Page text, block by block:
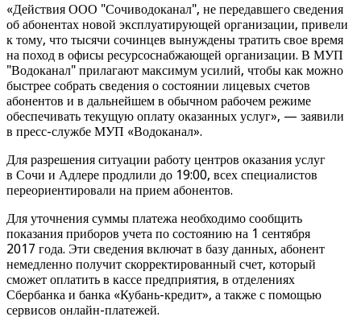
«Действия ООО "Сочиводоканал", не передавшего сведения
об абонентах новой эксплуатирующей организации, привели
к тому, что тысячи сочинцев вынуждены тратить свое время
на поход в офисы ресурсоснабжающей организации. В МУП
"Водоканал" прилагают максимум усилий, чтобы как можно
быстрее собрать сведения о состоянии лицевых счетов
абонентов и в дальнейшем в обычном рабочем режиме
обеспечивать текущую оплату оказанных услуг», — заявили
в пресс-службе МУП «Водоканал».
Для разрешения ситуации работу центров оказания услуг
в Сочи и Адлере продлили до 19:00, всех специалистов
переориентировали на прием абонентов.
Для уточнения суммы платежа необходимо сообщить
показания приборов учета по состоянию на 1 сентября
2017 года. Эти сведения включат в базу данных, абонент
немедленно получит скорректированный счет, который
сможет оплатить в кассе предприятия, в отделениях
Сбербанка и банка «Кубань-кредит», а также с помощью
сервисов онлайн-платежей.